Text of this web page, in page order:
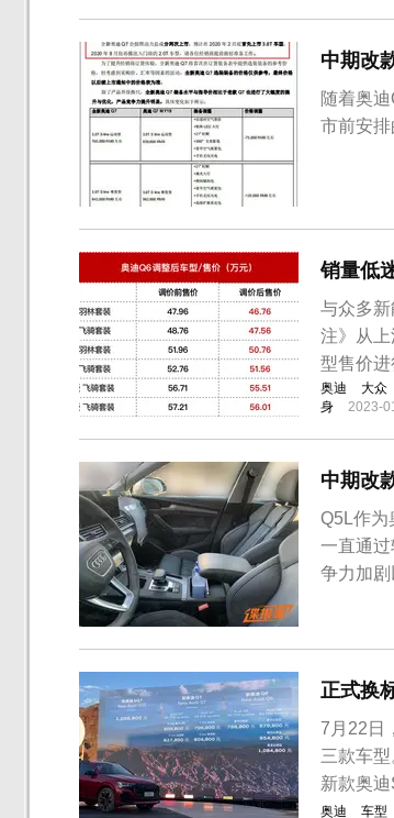
中期改
随着奥
市前安排
销量低
与众多
注》从
型售价
奥迪 大众
身
2023-
中期改
Q5L作为
一直通
争力加剧
正式换
7月22日
三款车
新款奥
奥迪 车型